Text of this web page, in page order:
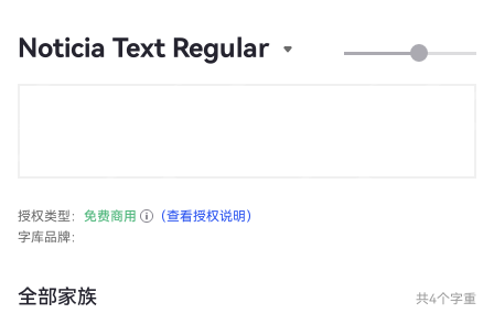
Noticia Text Regular
授权类型： 免费商用
（查看授权说明）
字库品牌：
全部家族 共4个字重